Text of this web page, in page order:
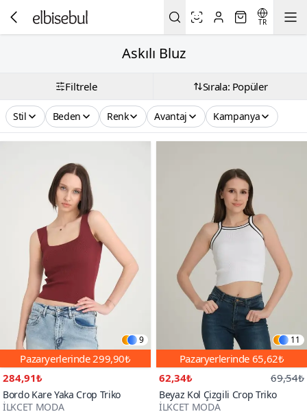
TR
Askılı Bluz
Filtrele Sırala: Popüler
Stil Beden Renk Avantaj Kampanya
9
Pazaryerlerinde299,90₺
284,91₺
Bordo Kare Yaka Crop Triko
İLKCET MODA
11
Pazaryerlerinde 65,62₺
62,34₺
69,54₺
Beyaz Kol Çizgili Crop Triko
İLKCET MODA